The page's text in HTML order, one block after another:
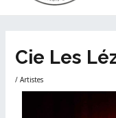
Cie Les
/Artistes
des
articles